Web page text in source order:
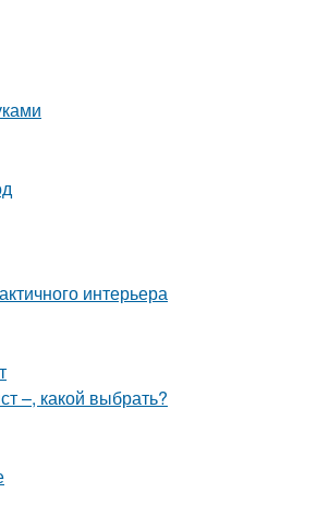
интерьера
–, какой выбрать?